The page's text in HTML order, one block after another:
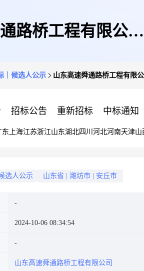
路桥工程有限公司
｜候选人公示 山东高速舜通路桥工程有限
招标公告 重新招标 中标通知
东 上海江苏浙江山东湖北四川 河北河南天津山
选人公示 山东省 潍坊市 安丘市
2024-10-06 08:34:54
山东高速舜通路桥工程有限公司